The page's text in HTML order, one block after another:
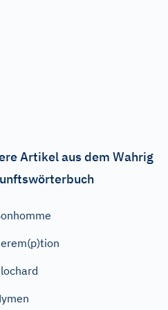
Artikel aus dem Wahrig